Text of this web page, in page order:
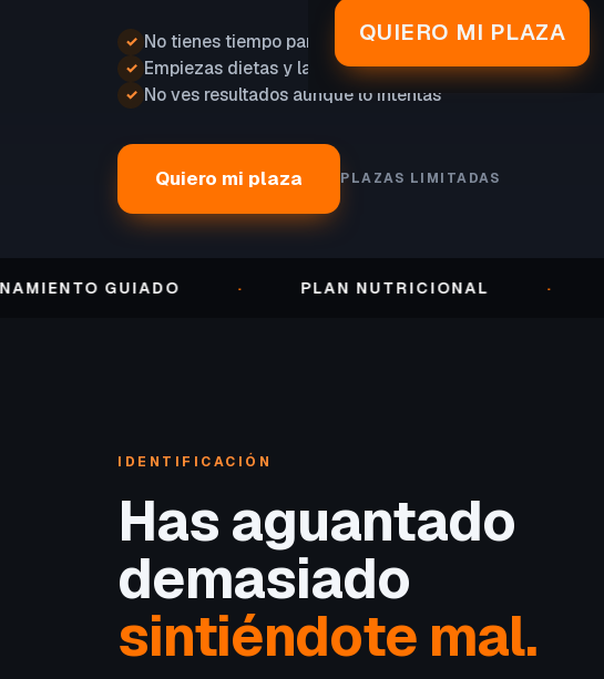
QUIERO MI PLAZA
✓ No tienes tiempo para entrenar
✓ Empiezas dietas y las abandonas
✓ No ves resultados aunque lo intentas
Quiero mi plaza PLAZAS LIMITADAS
GUIADO · PLAN NUTRICIONAL ·
IDENTIFICACIÓN
Has aguantado
demasiado
sintiéndote mal.